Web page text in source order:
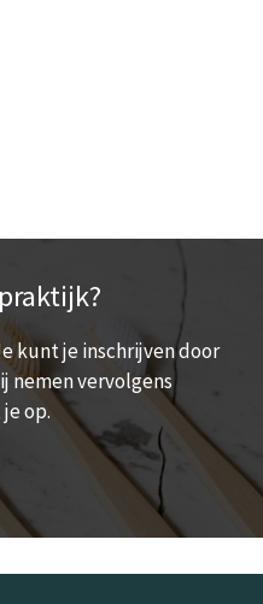
kunt je inschrijven door
nemen vervolgens
op.